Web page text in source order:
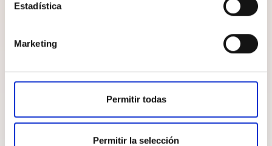
Estadística
Marketing
Permitir todas
Permitir la selección